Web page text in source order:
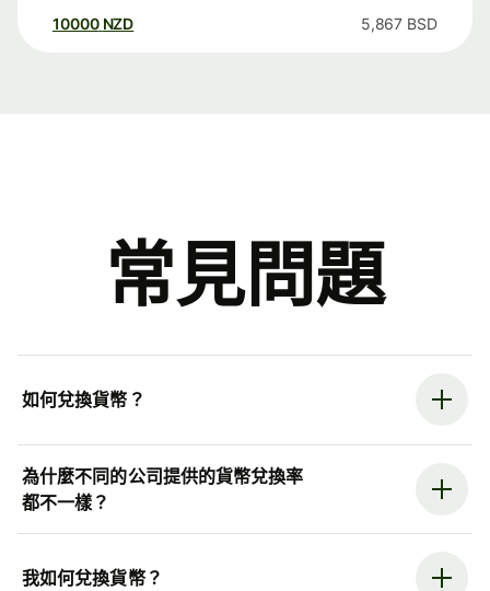
10000 NZD 5,867 BSD
常見問題
如何兌換貨幣？
為什麼不同的公司提供的貨幣兌換率
都不一樣？
我如何兌換貨幣？